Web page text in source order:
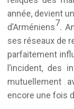
année, devient
d’Arméniens7.
ses réseaux de
parfaitement
l’incident, des
mutuellement
encore une fois